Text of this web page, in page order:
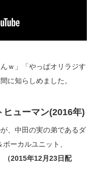
ｗ」「やっぱオリラジす
に知らしめました。
ューマン(2016年)
、中田の実の弟であるダ
ーカルユニット、
（2015年12月23日配